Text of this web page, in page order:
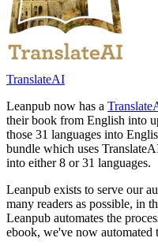
TranslateAI
Leanpub now has a
their book from English into
those 31 languages into
bundle which uses
into either 8 or 31 languages.
Leanpub exists to serve our
many readers as possible, in
Leanpub automates the
ebook, we've now automated